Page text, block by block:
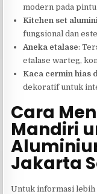
modern pada pintu
Kitchen set
fungsional dan
Aneka etalase:
etalase warteg,
Kaca cermin hias
dekoratif untuk
Cara
Mandiri
Jakarta
Untuk informasi lebih